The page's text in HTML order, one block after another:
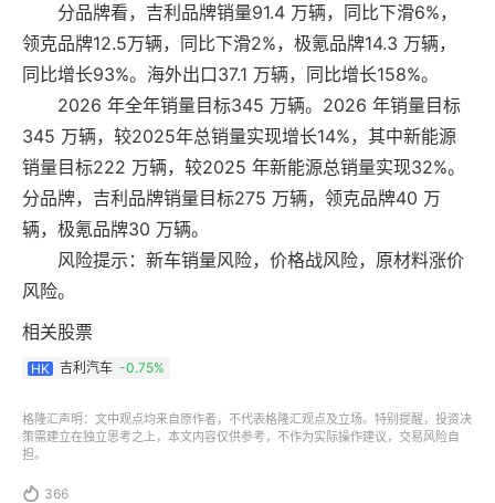
分品牌看，吉利品牌销量91.4 万辆，同比下滑6%，
领克品牌12.5万辆，同比下滑2%，极氪品牌14.3 万辆，
同比增长93%。海外出口37.1 万辆，同比增长158%。
2026 年全年销量目标345 万辆。2026 年销量目标
345 万辆，较2025年总销量实现增长14%，其中新能源
销量目标222 万辆，较2025 年新能源总销量实现32%。
分品牌，吉利品牌销量目标275 万辆，领克品牌40 万
辆，极氪品牌30 万辆。
风险提示：新车销量风险，价格战风险，原材料涨价
风险。
相关股票
HK 吉利汽车 -0.75%
格隆汇声明：文中观点均来自原作者，不代表格隆汇观点及立场。特别提醒，投资决
策需建立在独立思考之上，本文内容仅供参考，不作为实际操作建议，交易风险自
担。
 366